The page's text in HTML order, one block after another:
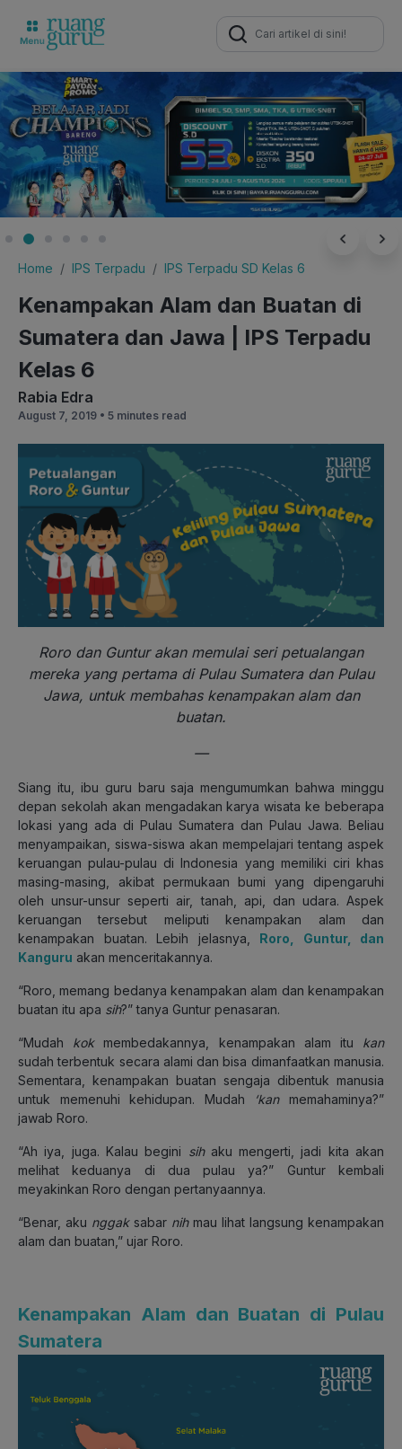
Search
for:
Home IPS Terpadu IPS Terpadu SD Kelas 6
Kenampakan Alam dan Buatan di
Sumatera dan Jawa | IPS Terpadu
Kelas 6
Rabia Edra
August 7, 2019 • 5 minutes read
Roro dan Guntur akan memulai seri petualangan
mereka yang pertama di Pulau Sumatera dan Pulau
Jawa, untuk membahas kenampakan alam dan
buatan.
—
Siang itu, ibu guru baru saja mengumumkan bahwa minggu
depan sekolah akan mengadakan karya wisata ke beberapa
lokasi yang ada di Pulau Sumatera dan Pulau Jawa. Beliau
menyampaikan, siswa-siswa akan mempelajari tentang aspek
keruangan pulau-pulau di Indonesia yang memiliki ciri khas
masing-masing, akibat permukaan bumi yang dipengaruhi
oleh unsur-unsur seperti air, tanah, api, dan udara. Aspek
keruangan tersebut meliputi kenampakan alam dan
kenampakan buatan. Lebih jelasnya, Roro, Guntur, dan
Kanguru akan menceritakannya.
“Roro, memang bedanya kenampakan alam dan kenampakan
buatan itu apa sih?” tanya Guntur penasaran.
“Mudah kokmembedakannya, kenampakan alam itu kan
sudah terbentuk secara alami dan bisa dimanfaatkan manusia.
Sementara, kenampakan buatan sengaja dibentuk manusia
untuk memenuhi kehidupan. Mudah
‘kanmemahaminya?”
jawab Roro.
“Ah iya, juga. Kalau begini sih aku mengerti, jadi kita akan
melihat keduanya di dua pulau ya?” Guntur kembali
meyakinkan Roro dengan pertanyaannya.
“Benar, aku nggaksabar nih mau lihat langsung kenampakan
alam dan buatan,” ujar Roro.
Kenampakan Alam dan Buatan di Pulau
Sumatera